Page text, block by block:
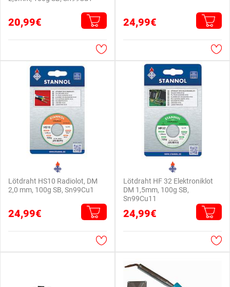
20,99€ 24,99€
Lötdraht HS10 Radiolot, DM
2,0 mm, 100g SB, Sn99Cu1
24,99€
Lötdraht HF 32 Elektroniklot
DM 1,5mm, 100g SB,
Sn99Cu11
24,99€